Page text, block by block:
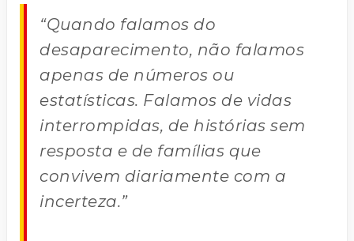
“Quando falamos do
desaparecimento, não falamos
apenas de números ou
estatísticas. Falamos de vidas
interrompidas, de histórias sem
resposta e de famílias que
convivem diariamente com a
incerteza.”